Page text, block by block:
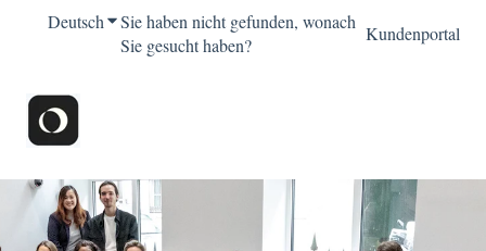
DeutschUntermenü für Übersetzungen anzeigen
Sie haben nicht gefunden, wonach
Sie gesucht haben?
Kundenportal